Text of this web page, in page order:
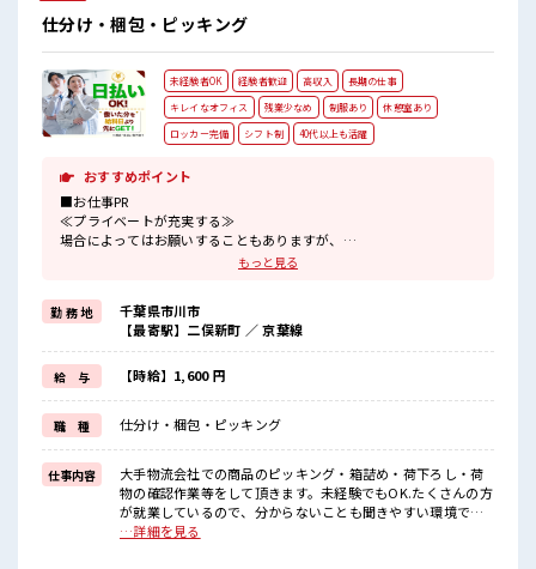
仕分け・梱包・ピッキング
未経験者OK 経験者歓迎 高収入
長期の仕事
キレイなオフィス
残業少なめ 制服あり
休憩室あり
ロッカー完備
シフト制 40代以上も活躍
おすすめポイント
■お仕事PR
≪プライベートが充実する≫
場合によってはお願いすることもありますが、
制服があるので、
毎日の服装の悩み解消♪
≪初めての仕事だけど自分にもできそう≫
新しいことにチャレンジするのは不安だけど、
しっかり働く環境が整っています！
イチからスキルUP・ステップUP目指していきましょう！
≪自分に向いている仕事が探せる≫
困った事などがあれば、
担当がしっかりサポートします！
■職場の雰囲気
一息つける休憩スペースもあります！
職場にはロッカー完備！
もっと見る
勤 務 地
千葉県市川市
【最寄駅】二俣新町 ／ 京葉線
給 与 【時給】1,600 円
職 種 仕分け・梱包・ピッキング
仕事内容
大手物流会社での商品のピッキング・箱詰め・荷下ろし・荷
物の確認作業等をして頂きます。未経験でもOK.たくさんの方
が就業しているので、分からないことも聞きやすい環境で
す。 ■お仕事PR ≪プライベートが充実する≫ 場合によっては
…詳細を見る